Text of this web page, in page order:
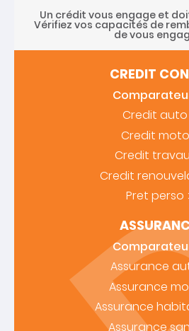
Un crédit vous engage et
Vérifiez vos capacités de
de vous
CREDIT
Credit auto
Credit moto
Credit
Credit
Pret perso
Assurance
Assurance
Assurance
Assurance